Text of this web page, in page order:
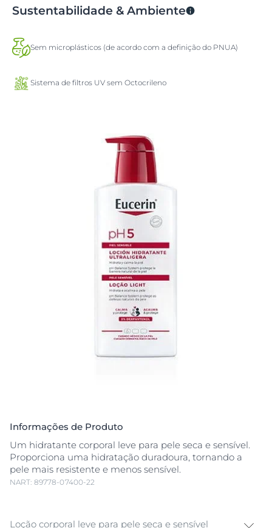
Sustentabilidade & Ambiente
Sem microplásticos (de acordo com a definição do PNUA)
Sistema de filtros UV sem Octocrileno
Informações de Produto
Um hidratante corporal leve para pele seca e sensível.
Proporciona uma hidratação duradoura, tornando a
pele mais resistente e menos sensível.
NART: 89778-07400-22
Loção corporal leve para pele seca e sensível